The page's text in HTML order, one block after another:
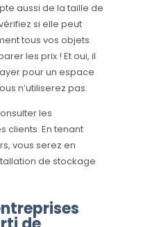
aussi de la taille de
si elle peut
tous vos objets.
les prix ! Et oui, il
pour un espace
n’utiliserez pas.
les
clients. En tenant
vous serez en
de stockage